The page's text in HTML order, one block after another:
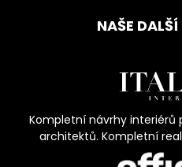
NAŠE
Kompletní návrhy
architektů. Kompletní